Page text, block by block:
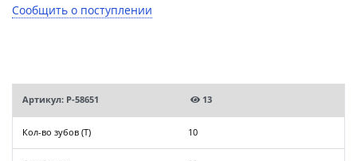
Сообщить о поступлении
Артикул: P-58651 13
Кол-во зубов (T) 10